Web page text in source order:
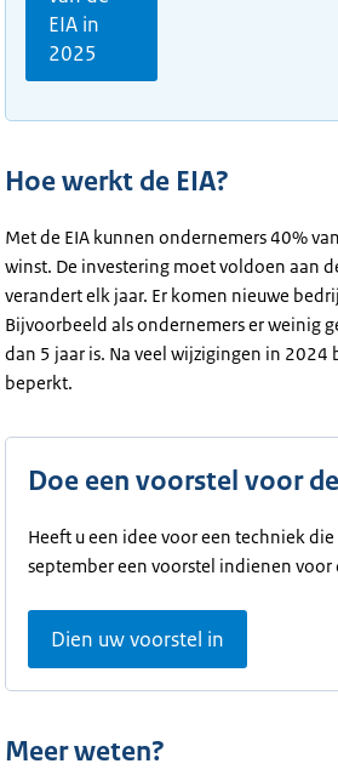
EIA in
2025
Hoe werkt de EIA?
Met de EIA kunnen ondernemers 40%
winst. De investering moet voldoen aan
verandert elk jaar. Er komen nieuwe
Bijvoorbeeld als ondernemers er weinig
dan 5 jaar is. Na veel wijzigingen in
beperkt.
Doe een voorstel voor
Heeft u een idee voor een techniek
september een voorstel indienen voor
Dien uw voorstel in
Meer weten?